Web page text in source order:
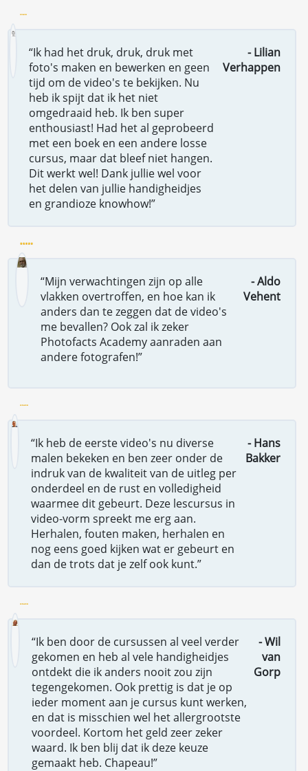
“Ik had het druk, druk, druk met
foto's maken en bewerken en geen
tijd om de video's te bekijken. Nu
heb ik spijt dat ik het niet
omgedraaid heb. Ik ben super
enthousiast! Had het al geprobeerd
met een boek en een andere losse
cursus, maar dat bleef niet hangen.
Dit werkt wel! Dank jullie wel voor
het delen van jullie handigheidjes
en grandioze knowhow!”
- Lilian
Verhappen
“Mijn verwachtingen zijn op alle
vlakken overtroffen, en hoe kan ik
anders dan te zeggen dat de video's
me bevallen? Ook zal ik zeker
Photofacts Academy aanraden aan
andere fotografen!”
- Aldo
Vehent
“Ik heb de eerste video's nu diverse
malen bekeken en ben zeer onder de
indruk van de kwaliteit van de uitleg per
onderdeel en de rust en volledigheid
waarmee dit gebeurt. Deze lescursus in
video-vorm spreekt me erg aan.
Herhalen, fouten maken, herhalen en
nog eens goed kijken wat er gebeurt en
dan de trots dat je zelf ook kunt.”
- Hans
Bakker
“Ik ben door de cursussen al veel verder
gekomen en heb al vele handigheidjes
ontdekt die ik anders nooit zou zijn
tegengekomen. Ook prettig is dat je op
ieder moment aan je cursus kunt werken,
en dat is misschien wel het allergrootste
voordeel. Kortom het geld zeer zeker
waard. Ik ben blij dat ik deze keuze
gemaakt heb. Chapeau!”
- Wil
van
Gorp